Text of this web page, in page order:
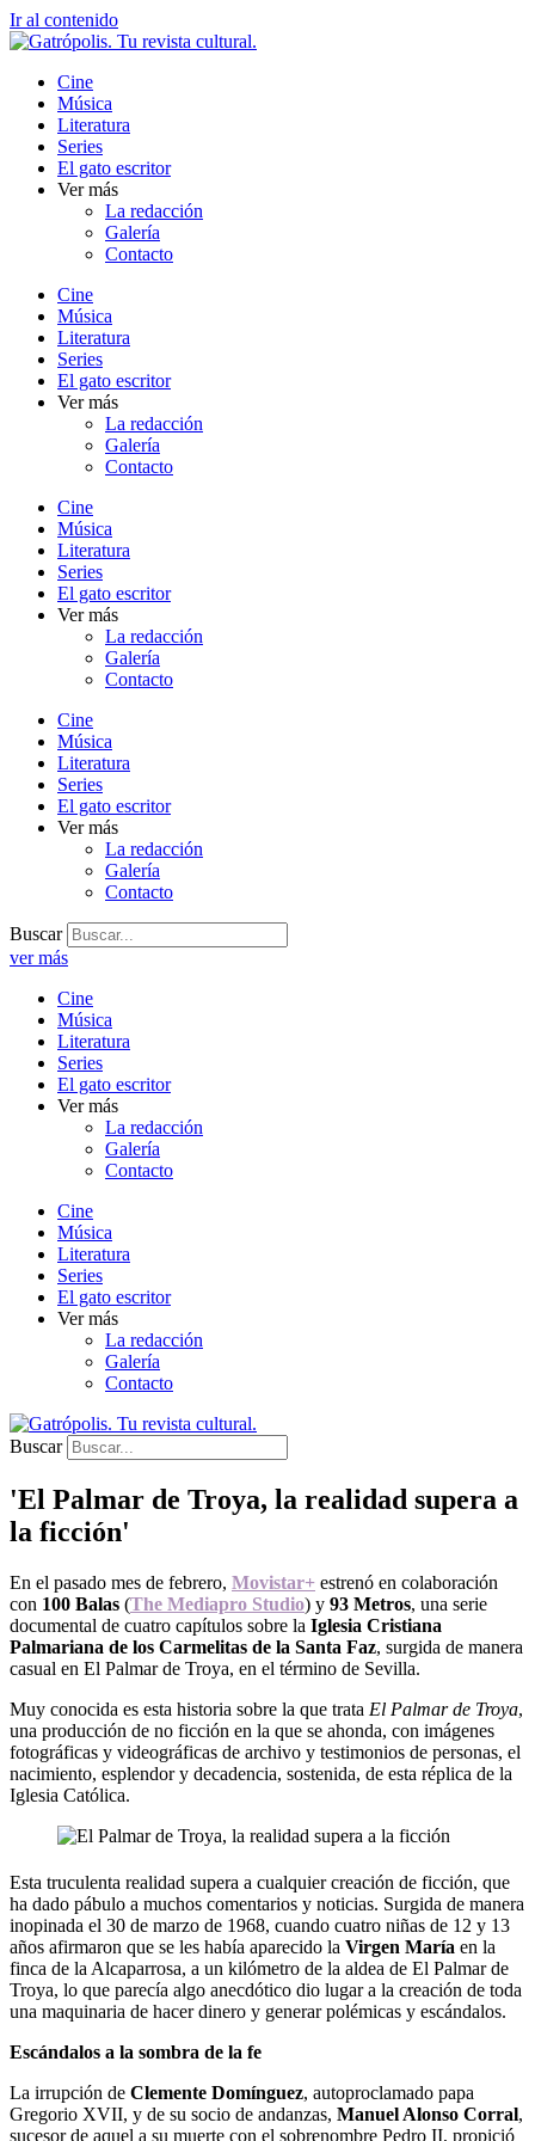
Ir al contenido
Cine
Música
Literatura
Series
El gato escritor
Ver más
La redacción
Galería
Contacto
Cine
Música
Literatura
Series
El gato escritor
Ver más
La redacción
Galería
Contacto
Cine
Música
Literatura
Series
El gato escritor
Ver más
La redacción
Galería
Contacto
Cine
Música
Literatura
Series
El gato escritor
Ver más
La redacción
Galería
Contacto
Buscar
ver más
Cine
Música
Literatura
Series
El gato escritor
Ver más
La redacción
Galería
Contacto
Cine
Música
Literatura
Series
El gato escritor
Ver más
La redacción
Galería
Contacto
Buscar
'El Palmar de Troya, la realidad supera a
la ficción'
En el pasado mes de febrero, Movistar+ estrenó en colaboración
con 100 Balas (The Mediapro Studio) y 93 Metros, una serie
documental de cuatro capítulos sobre la Iglesia Cristiana
Palmariana de los Carmelitas de la Santa Faz, surgida de manera
casual en El Palmar de Troya, en el término de Sevilla.
Muy conocida es esta historia sobre la que trata El Palmar de Troya,
una producción de no ficción en la que se ahonda, con imágenes
fotográficas y videográficas de archivo y testimonios de personas, el
nacimiento, esplendor y decadencia, sostenida, de esta réplica de la
Iglesia Católica.
Esta truculenta realidad supera a cualquier creación de ficción, que
ha dado pábulo a muchos comentarios y noticias. Surgida de manera
inopinada el 30 de marzo de 1968, cuando cuatro niñas de 12 y 13
años afirmaron que se les había aparecido la Virgen María en la
finca de la Alcaparrosa, a un kilómetro de la aldea de El Palmar de
Troya, lo que parecía algo anecdótico dio lugar a la creación de toda
una maquinaria de hacer dinero y generar polémicas y escándalos.
Escándalos a la sombra de la fe
La irrupción de Clemente Domínguez, autoproclamado papa
Gregorio XVII, y de su socio de andanzas, Manuel Alonso Corral,
sucesor de aquel a su muerte con el sobrenombre Pedro II, propició